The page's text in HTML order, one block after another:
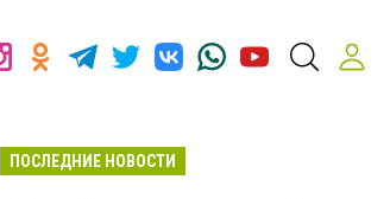
ПОСЛЕДНИЕ НОВОСТИ